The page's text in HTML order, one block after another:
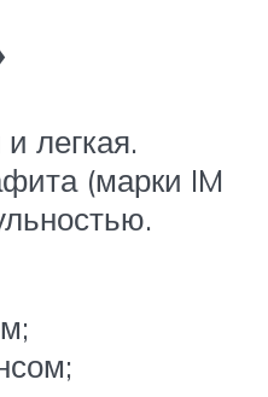
легкая.
(марки IM